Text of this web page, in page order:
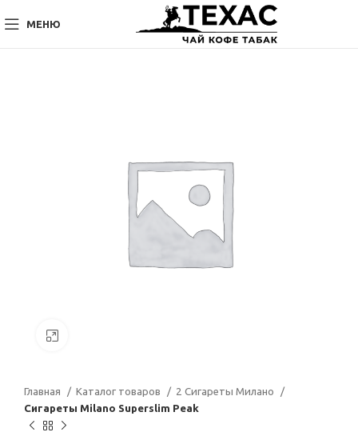
МЕНЮ
Главная Каталог товаров
2 Сигареты Милано
Сигареты Milano Superslim Peak